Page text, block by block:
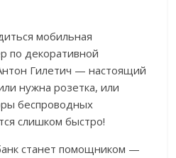
мобильная
по декоративной
Гилетич — настоящий
нужна розетка, или
беспроводных
слишком быстро!
станет помощником —